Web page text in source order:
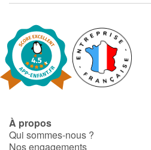
À propos
Qui sommes-nous ?
Nos engagements